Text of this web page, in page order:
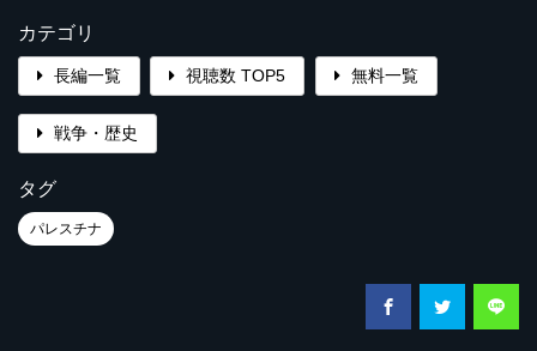
カテゴリ
長編一覧 視聴数 TOP5 無料一覧
戦争・歴史
タグ
パレスチナ